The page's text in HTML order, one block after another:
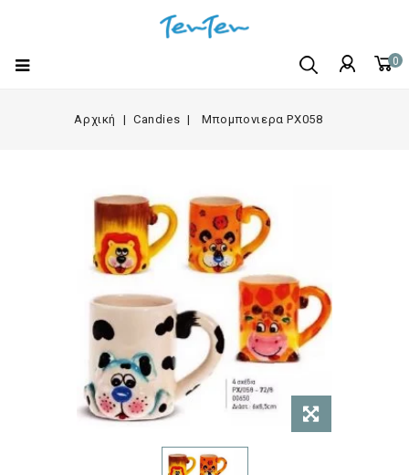
0
Αρχική Candies Μπομπονιερα PX058